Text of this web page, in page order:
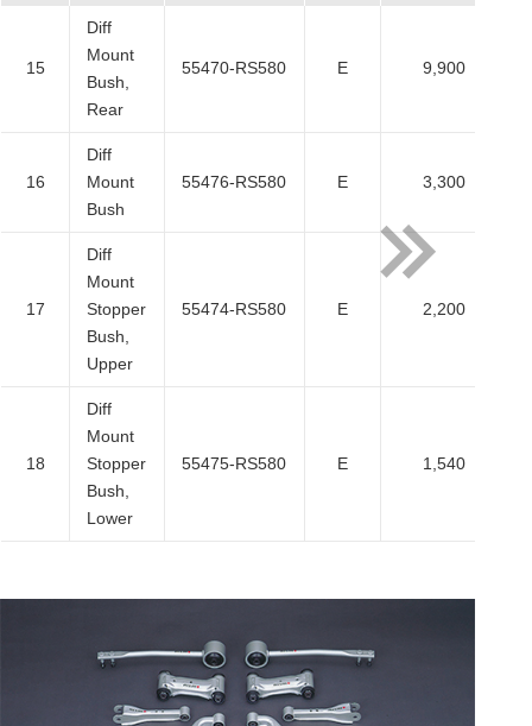
15
Diff
Mount
Bush,
Rear
55470-RS580 E 9,900
16
Diff
Mount
Bush
55476-RS580 E 3,300
17
Diff
Mount
Stopper
Bush,
Upper
55474-RS580 E 2,200
18
Diff
Mount
Stopper
Bush,
Lower
55475-RS580 E 1,540